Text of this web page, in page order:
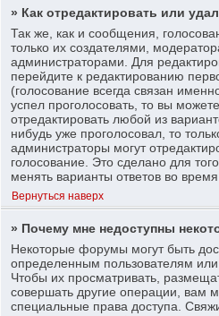
» Как отредактировать или
Так же, как и сообщения,
только их создателями,
администраторами. Для
перейдите к редактированию
(голосование всегда связан
успел проголосовать, то вы
отредактировать любой из
нибудь уже проголосовал, то
администраторы могут
голосование. Это сделано для
менять варианты ответов во время
Вернуться наверх
» Почему мне недоступны
Некоторые форумы могут быть
определенным пользователям или
Чтобы их просматривать,
совершать другие операции, вам
специальные права доступа.